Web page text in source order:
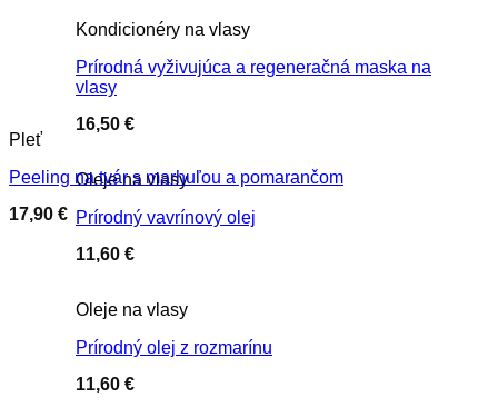
Kondicionéry na vlasy
Prírodná vyživujúca a regeneračná maska na
vlasy
16,50 €
Oleje na vlasy
Prírodný vavrínový olej
11,60 €
Oleje na vlasy
Prírodný olej z rozmarínu
11,60 €
Pleť
Peeling na tvár s marhuľou a pomarančom
17,90 €